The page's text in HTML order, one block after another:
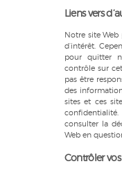
Liens vers
Notre site Web
d’intérêt.
pour quitter
contrôle sur
pas être
des
sites et ces
consulter la
Web en
Contrôler